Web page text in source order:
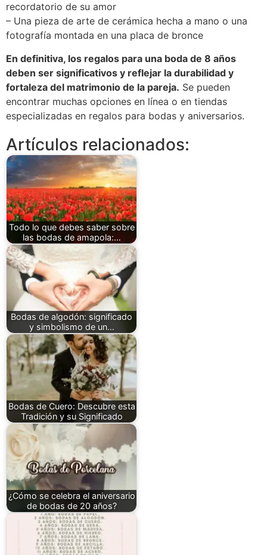
recordatorio de su amor
– Una pieza de arte de cerámica hecha a mano o una
fotografía montada en una placa de bronce
En definitiva, los regalos para una boda de 8 años
deben ser significativos y reflejar la durabilidad y
fortaleza del matrimonio de la pareja. Se pueden
encontrar muchas opciones en línea o en tiendas
especializadas en regalos para bodas y aniversarios.
Artículos relacionados:
Todo lo que debes saber sobre
las bodas de amapola:…
Bodas de algodón: significado
y simbolismo de un…
Bodas de Cuero: Descubre esta
Tradición y su Significado
¿Cómo se celebra el aniversario
de bodas de 20 años?